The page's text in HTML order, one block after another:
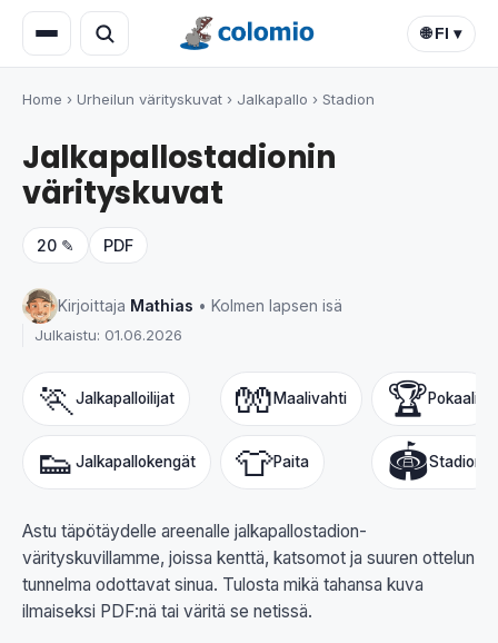
🌐 FI ▾
Home › Urheilun värityskuvat › Jalkapallo › Stadion
Jalkapallostadionin
värityskuvat
20 ✎ PDF
Kirjoittaja Mathias • Kolmen lapsen isä
Julkaistu: 01.06.2026
🏃 Jalkapalloilijat
👟 Jalkapallokengät
🧤 Maalivahti
👕Paita
🏆Pokaali
🏟️Stadion
Astu täpötäydelle areenalle jalkapallostadion-
värityskuvillamme, joissa kenttä, katsomot ja suuren ottelun
tunnelma odottavat sinua. Tulosta mikä tahansa kuva
ilmaiseksi PDF:nä tai väritä se netissä.